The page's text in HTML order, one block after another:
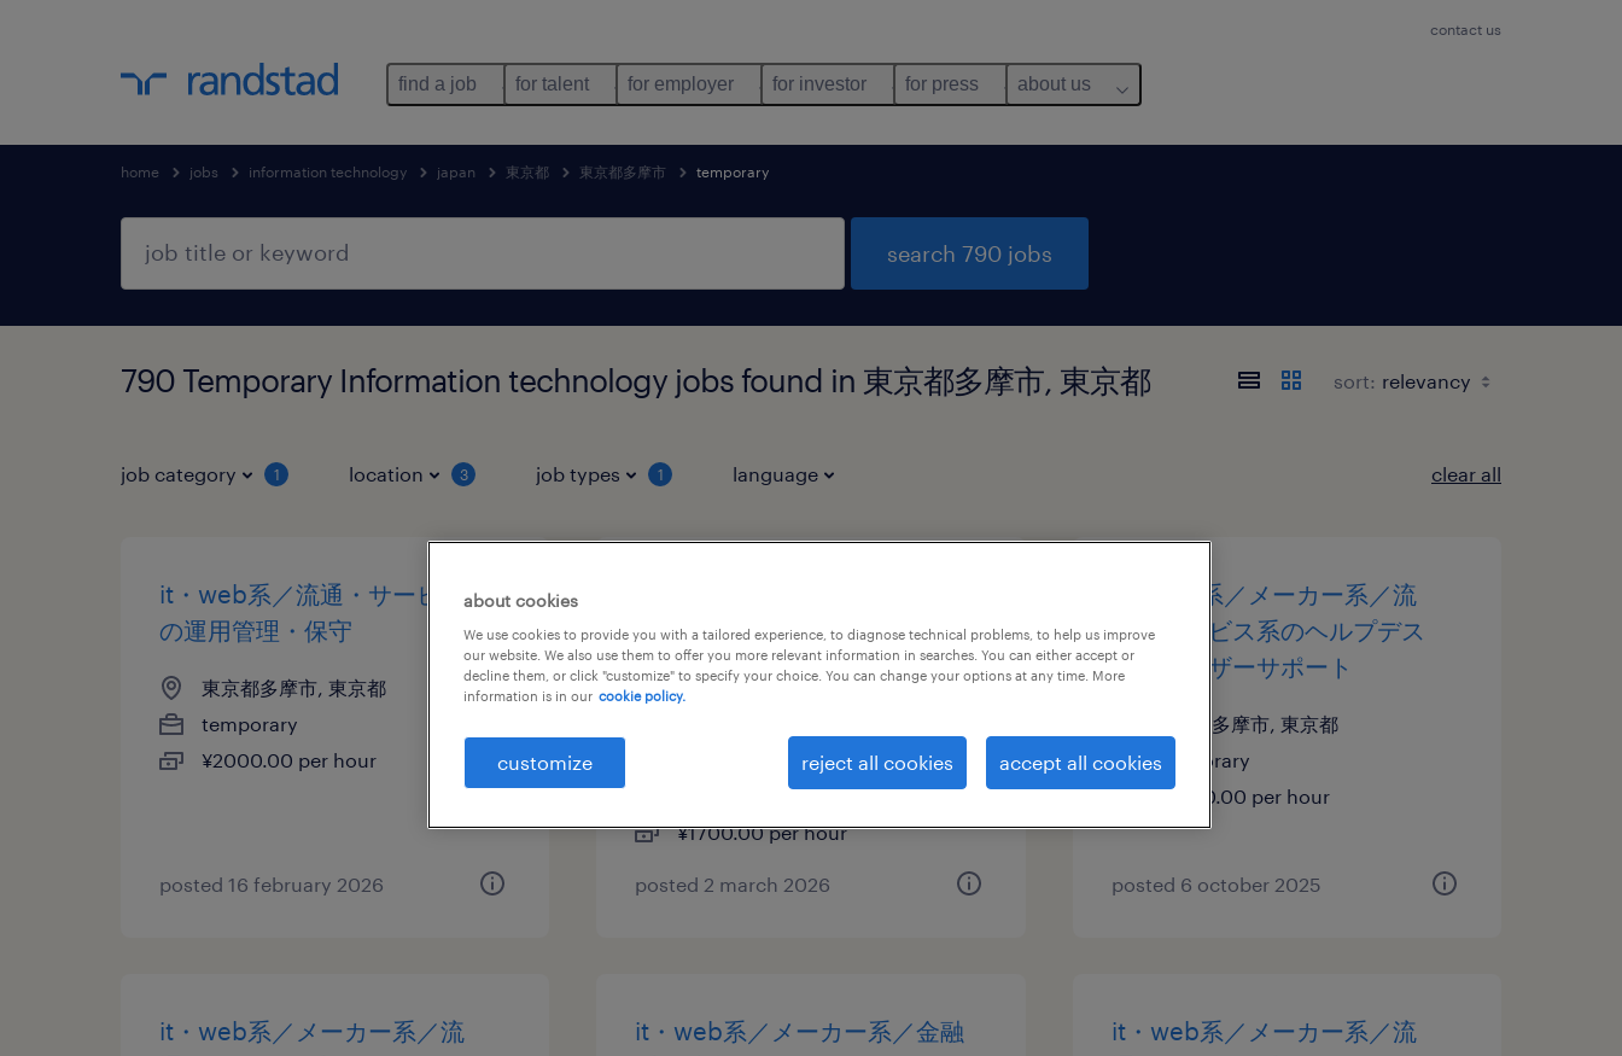
contact us
find a job for talent for employer for investor for press about us
home jobs information technology japan 東京都 東京都多摩市 temporary
search 790 jobs
790 Temporary Information technology jobs found in 東京都多摩市, 東京都 sort:
job category 1 location 3 job types 1 language clear all
it・web系／流通・サービス系
の運用管理・保守
東京都多摩市, 東京都
temporary
¥2000.00 per hour
posted 16 february 2026
ービス系／教育関連のoaインス
トラクター・itインストラクタ
ー
東京都多摩市, 東京都
¥1700.00 per hour
posted 2 march 2026
it・web系／メーカー系／流
通・サービス系のヘルプデス
ク・ユーザーサポート
東京都多摩市, 東京都
temporary
¥3000.00 per hour
posted 6 october 2025
it・web系／メーカー系／流
it・web系／メーカー系／金融
it・web系／メーカー系／流
about cookies
We use cookies to provide you with a tailored experience, to diagnose technical problems, to help us improve
our website. We also use them to offer you more relevant information in searches. You can either accept or
decline them, or click "customize" to specify your choice. You can change your options at any time. More
information is in our cookie policy.
customize reject all cookies accept all cookies